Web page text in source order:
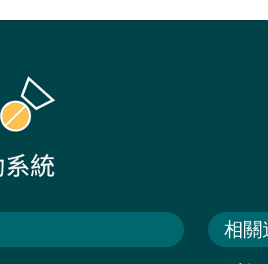
相關